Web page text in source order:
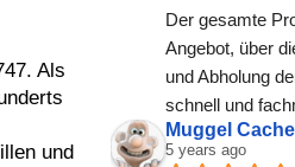
Als
und
Der gesamte
Angebot, über
und Abholung
schnell und
Muggel
5 years ago